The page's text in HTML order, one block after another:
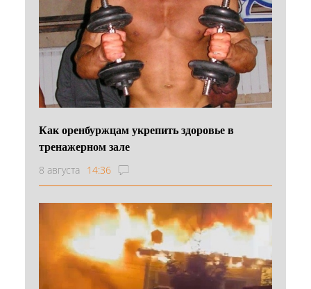
Как оренбуржцам укрепить здоровье в
тренажерном зале
8 августа 14:36